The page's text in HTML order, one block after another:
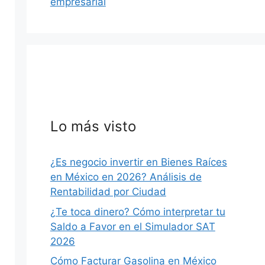
Lo más visto
¿Es negocio invertir en Bienes Raíces
en México en 2026? Análisis de
Rentabilidad por Ciudad
¿Te toca dinero? Cómo interpretar tu
Saldo a Favor en el Simulador SAT
2026
Cómo Facturar Gasolina en México